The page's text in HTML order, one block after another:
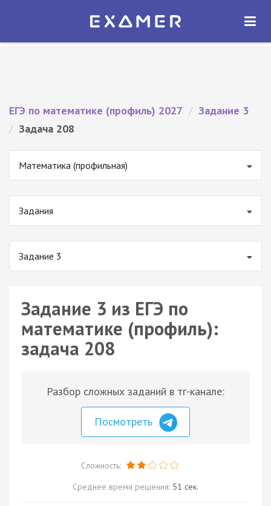
Экзамер — ЕГЭ 2027
ОТКРЫТЬ
ЕГЭ по математике (профиль) 2027 / Задание 3
/ Задача 208
Математика (профильная)
Задания
Задание 3
Задание 3 из ЕГЭ по
математике (профиль):
задача 208
Разбор сложных заданий в тг-канале:
Посмотреть
Сложность:
Среднее время решения: 51 сек.